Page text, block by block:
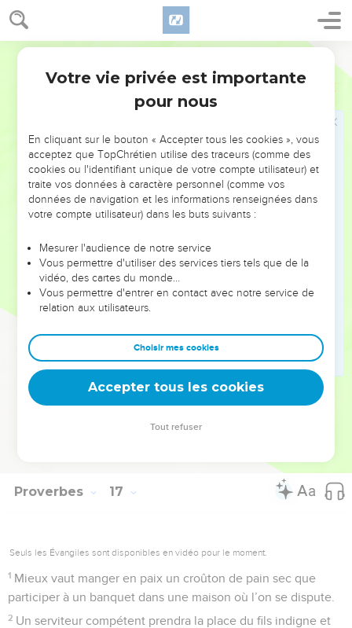
Proverbes 16
agréable au goût et bon pour la santé.
25 Il arrive qu’un homme estime sa conduite droite alors que
finalement elle le mène à la mort.
La faim oblige le travailleur à se donner de la peine, son
méchanceté.
L’homme rusé provoque des disputes, et le calomniateur
détruit l’amitié.
L’homme violent trompe les autres et les entraîne sur une
mauvaise pente.
Celui qui ferme les yeux et serre les lèvres pour préparer
un mauvais coup l’a déjà réalisé.
Les cheveux blancs sont une parure qui couronne celui
qui a suivi les traces de la justice.
mieux être maître de soi que maître d’une ville.
On jette les dés pour connaître l’avenir, mais c’est le
Seigneur qui détermine la réponse.
© Société biblique française – Bibli’O, 1997, avec autorisation. Pour vous procurer
Proverbes 17
Seuls les Évangiles sont disponibles en vidéo pour le moment.
1 Mieux vaut manger en paix un croûton de pain sec que
participer à un banquet dans une maison où l’on se dispute.
2 Un serviteur compétent prendra la place du fils indigne et
Votre vie privée est importante
pour nous
En cliquant sur le bouton « Accepter tous les cookies », vous
acceptez que TopChrétien utilise des traceurs (comme des
cookies ou l'identifiant unique de votre compte utilisateur) et
traite vos données à caractère personnel (comme vos
données de navigation et les informations renseignées dans
votre compte utilisateur) dans les buts suivants :
Mesurer l'audience de notre service
Vous permettre d'utiliser des services tiers tels que de la
vidéo, des cartes du monde…
Vous permettre d'entrer en contact avec notre service de
relation aux utilisateurs.
Choisir mes cookies
Accepter tous les cookies
Tout refuser